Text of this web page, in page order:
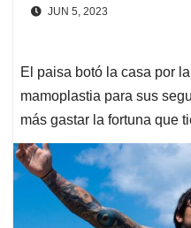
JUN 5, 2023
El paisa botó la casa por
mamoplastia para sus
más gastar la fortuna que